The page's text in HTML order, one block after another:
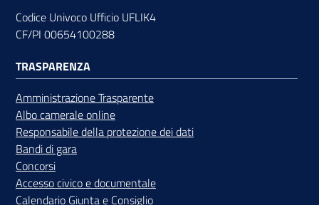
Codice Univoco Ufficio UFLIK4
CF/PI 00654100288
TRASPARENZA
Amministrazione Trasparente
Albo camerale online
Responsabile della protezione dei dati
Bandi di gara
Concorsi
Accesso civico e documentale
Calendario Giunta e Consiglio